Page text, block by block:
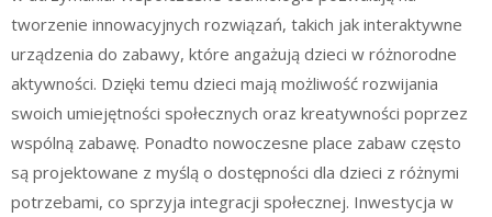
tworzenie innowacyjnych rozwiązań, takich jak interaktywne
urządzenia do zabawy, które angażują dzieci w różnorodne
aktywności. Dzięki temu dzieci mają możliwość rozwijania
swoich umiejętności społecznych oraz kreatywności poprzez
wspólną zabawę. Ponadto nowoczesne place zabaw często
są projektowane z myślą o dostępności dla dzieci z różnymi
potrzebami, co sprzyja integracji społecznej. Inwestycja w